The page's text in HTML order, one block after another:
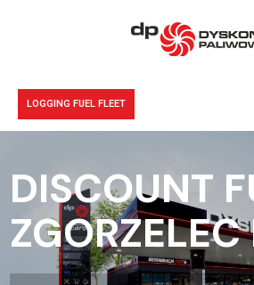
LOGGING FUEL FLEET
DISCOUNT
ZGORZELEC